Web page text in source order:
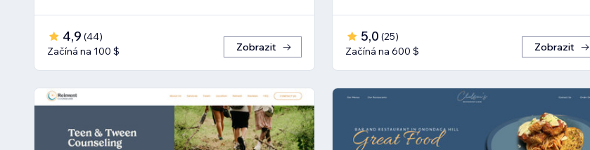
4,9 (44)
Začíná na 100 $
Zobrazit
5,0 (25)
Začíná na 600 $
Zobrazit